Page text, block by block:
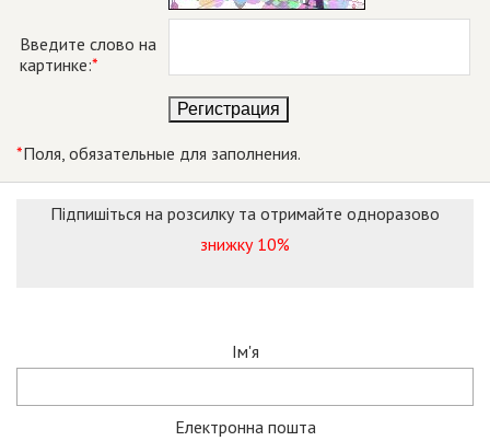
Введите слово на
картинке:*
*Поля, обязательные для заполнения.
Підпишіться на розсилку та отримайте одноразово
знижку 10%
Ім'я
Електронна пошта